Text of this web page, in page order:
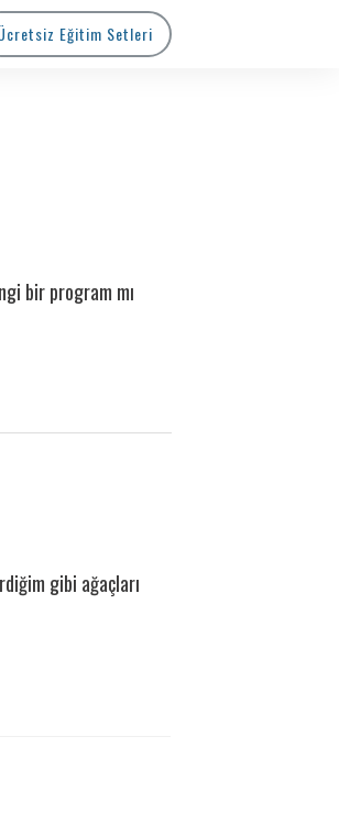
Eğitim Setleri
bir program mı
gibi ağaçları